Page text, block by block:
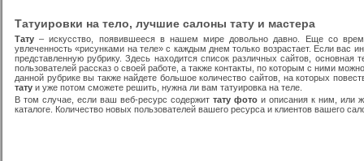
Татуировки на тело, лучшие салоны тату и мастера
Тату – искусство, появившееся в нашем мире довольно давно. Еще со
увлеченность «рисунками на теле» с каждым днем только возрастает. Если вас
представленную рубрику. Здесь находится список различных сайтов, основная
пользователей рассказ о своей работе, а также контакты, по которым с ними
данной рубрике вы также найдете большое количество сайтов, на которых
тату и уже потом сможете решить, нужна ли вам татуировка на теле.
В том случае, если ваш веб-ресурс содержиттату фото и описания к ним, или
каталоге. Количество новых пользователей вашего ресурса и клиентов вашего